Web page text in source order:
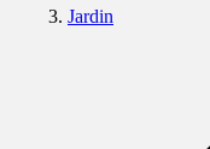
Jardin